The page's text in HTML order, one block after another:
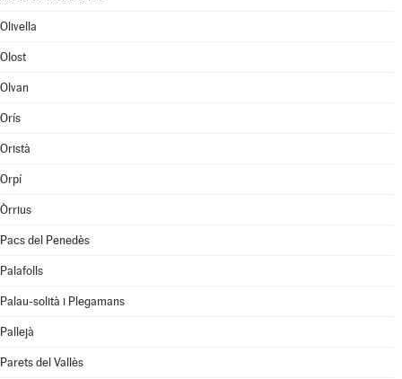
Olivella
Olost
Olvan
Orís
Oristà
Orpí
Òrrius
Pacs del Penedès
Palafolls
Palau-solità i Plegamans
Pallejà
Parets del Vallès